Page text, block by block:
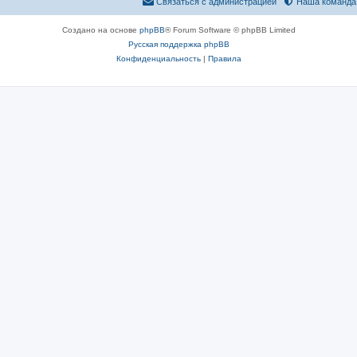
Создано на основе phpBB® Forum Software © phpBB Limited
Русская поддержка phpBB
Конфиденциальность| Правила